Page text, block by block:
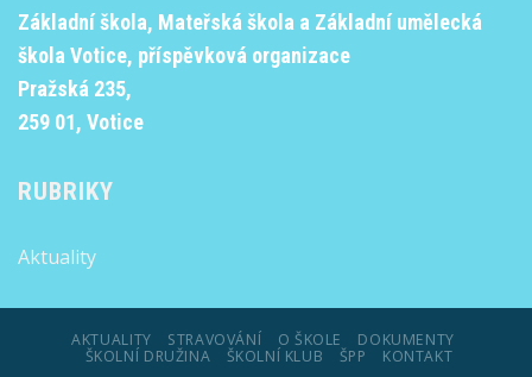
Základní škola, Mateřská škola a Základní umělecká
škola Votice, příspěvková organizace
Pražská 235,
259 01, Votice
RUBRIKY
Aktuality
AKTUALITY STRAVOVÁNÍ O ŠKOLE
DOKUMENTY
ŠKOLNÍ DRUŽINA
ŠKOLNÍ KLUB ŠPP KONTAKT